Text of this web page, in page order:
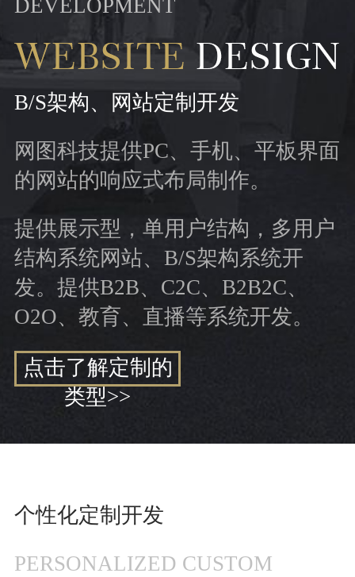
DEVELOPMENT
B/S架构、网站定制开发
网图科技提供PC、手机、平板界面
的网站的响应式布局制作。
提供展示型，单用户结构，多用户
结构系统网站、B/S架构系统开
发。提供B2B、C2C、B2B2C、
O2O、教育、直播等系统开发。
点击了解定制的
类型>>
个性化定制开发
PERSONALIZED CUSTOM